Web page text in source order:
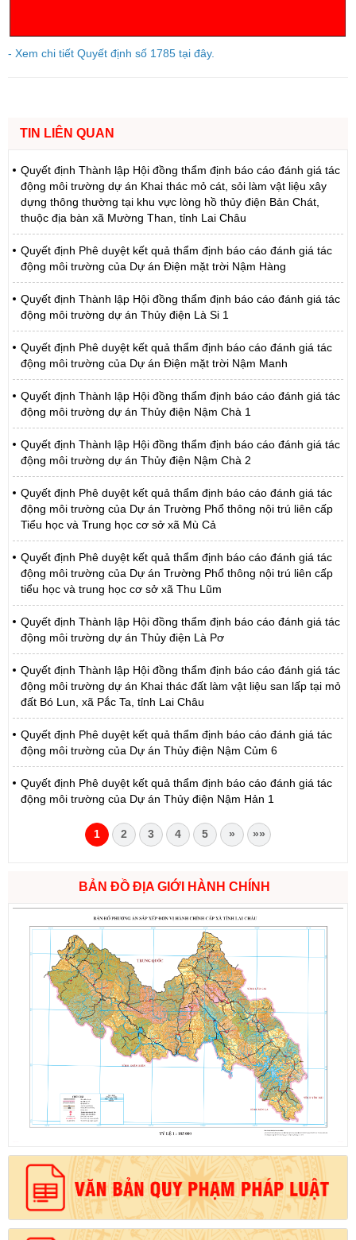
- Xem chi tiết Quyết định số 1785 tại đây.
TIN LIÊN QUAN
Quyết định Thành lập Hội đồng thẩm định báo cáo đánh giá tác
động môi trường dự án Khai thác mỏ cát, sỏi làm vật liệu xây
dựng thông thường tại khu vực lòng hồ thủy điện Bản Chát,
thuộc địa bàn xã Mường Than, tỉnh Lai Châu
Quyết định Phê duyệt kết quả thẩm định báo cáo đánh giá tác
động môi trường của Dự án Điện mặt trời Nậm Hàng
Quyết định Thành lập Hội đồng thẩm định báo cáo đánh giá tác
động môi trường dự án Thủy điện Là Si 1
Quyết định Phê duyệt kết quả thẩm định báo cáo đánh giá tác
động môi trường của Dự án Điện mặt trời Nậm Manh
Quyết định Thành lập Hội đồng thẩm định báo cáo đánh giá tác
động môi trường dự án Thủy điện Nậm Chà 1
Quyết định Thành lập Hội đồng thẩm định báo cáo đánh giá tác
động môi trường dự án Thủy điện Nậm Chà 2
Quyết định Phê duyệt kết quả thẩm định báo cáo đánh giá tác
động môi trường của Dự án Trường Phổ thông nội trú liên cấp
Tiểu học và Trung học cơ sở xã Mù Cả
Quyết định Phê duyệt kết quả thẩm định báo cáo đánh giá tác
động môi trường của Dự án Trường Phổ thông nội trú liên cấp
tiểu học và trung học cơ sở xã Thu Lũm
Quyết định Thành lập Hội đồng thẩm định báo cáo đánh giá tác
động môi trường dự án Thủy điện Là Pơ
Quyết định Thành lập Hội đồng thẩm định báo cáo đánh giá tác
động môi trường dự án Khai thác đất làm vật liệu san lấp tại mỏ
đất Bó Lun, xã Pắc Ta, tỉnh Lai Châu
Quyết định Phê duyệt kết quả thẩm định báo cáo đánh giá tác
động môi trường của Dự án Thủy điện Nậm Củm 6
Quyết định Phê duyệt kết quả thẩm định báo cáo đánh giá tác
động môi trường của Dự án Thủy điện Nậm Hản 1
1 2 3 4 5 » »»
BẢN ĐỒ ĐỊA GIỚI HÀNH CHÍNH
6731/UBND-KTN
Tên:(Công văn V/v triển khai thực hiện Nghị định số
303/2026/NĐ-CP ngày 01/8/2026 của Chính phủ sửa đổi, bổ
15/3/2024 của Chính phủ về quản lý, phát triển cụm công nghiệp)
Ngày ban hành: (06/08/2026)
Số:1701/QĐ-UBND